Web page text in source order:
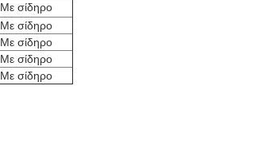
Με σίδηρο
Με σίδηρο
Με σίδηρο
Με σίδηρο
Με σίδηρο